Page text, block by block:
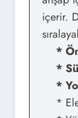
içerir.
* Ön
*
*
*